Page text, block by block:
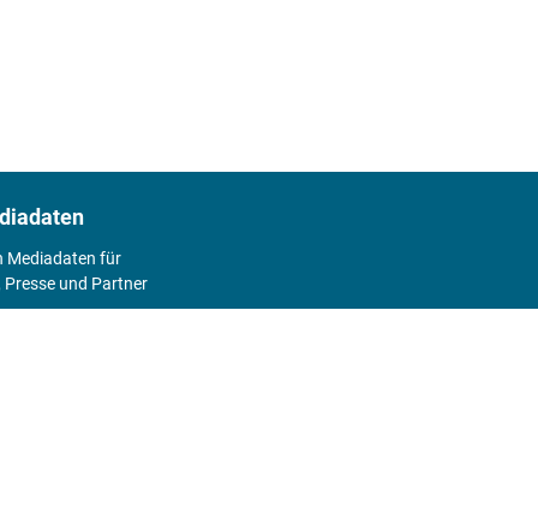
Mediadaten für
Presse und Partner